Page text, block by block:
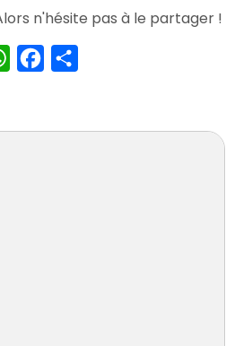
n'hésite pas à le partager !
WhatsAppFacebook